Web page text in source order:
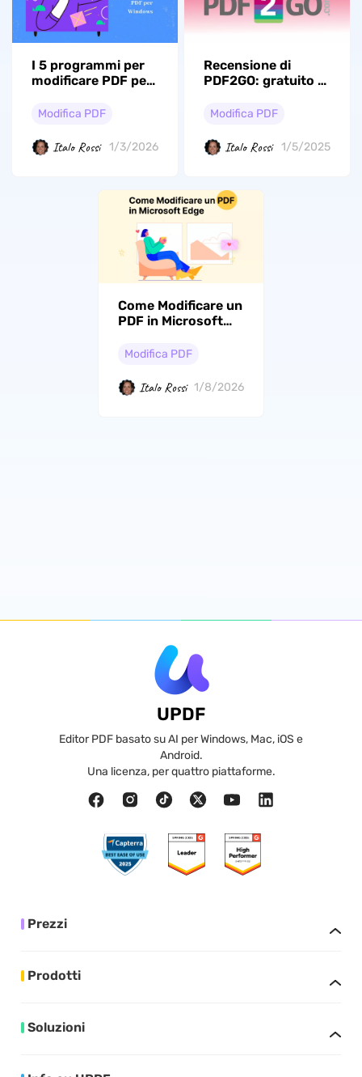
I 5 programmi per
modificare PDF per
Modifica PDF
Italo Rossi 1/3/2026
Recensione di
PDF2GO: gratuito e
Modifica PDF
Italo Rossi 1/5/2025
Come Modificare un
PDF in Microsoft
Immagini
Modifica PDF
Italo Rossi 1/8/2026
UPDF
Editor PDF basato su AI per Windows, Mac, iOS e
Android.
Una licenza, per quattro piattaforme.
Prezzi
Prodotti
Soluzioni